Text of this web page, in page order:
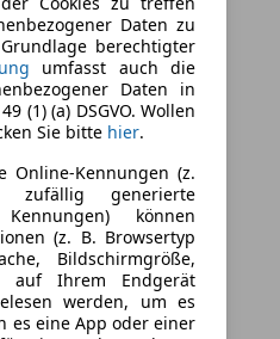
Daten zu
berechtigter
umfasst auch die
Daten in
(1) (a) DSGVO. Wollen
Sie bitte hier.
Online-Kennungen (z.
zufällig generierte
können
(z. B. Browsertyp
Bildschirmgröße,
auf Ihrem Endgerät
werden, um es
es eine App oder einer